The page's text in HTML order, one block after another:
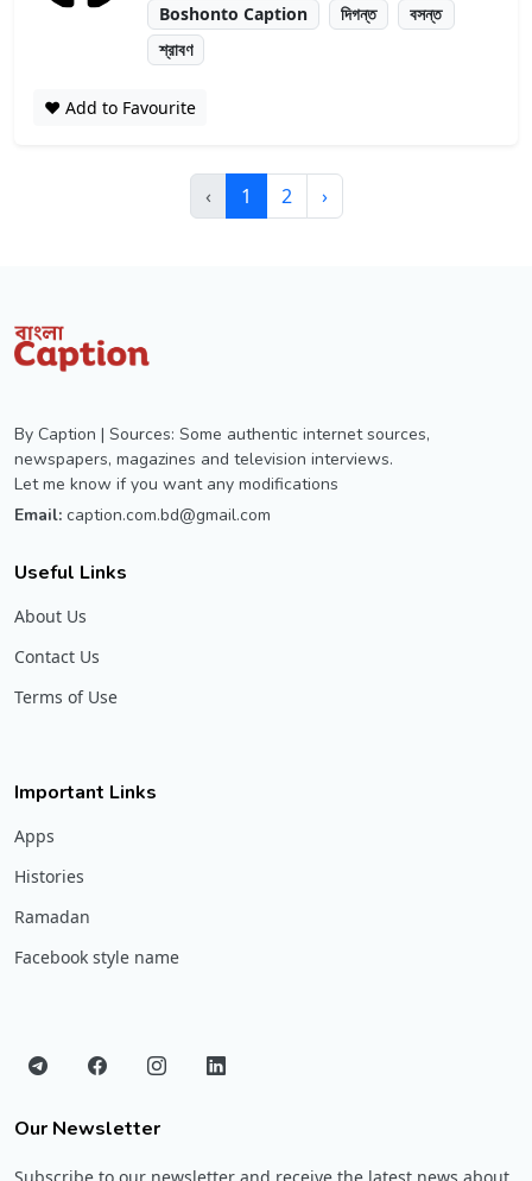
Boshonto Caption দিগন্ত
বসন্ত
শ্রাবণ
❤️ Add to Favourite
‹ 1 2 ›
By Caption | Sources: Some authentic internet sources,
newspapers, magazines and television interviews.
Let me know if you want any modifications
Email: caption.com.bd@gmail.com
Useful Links
About Us
Contact Us
Terms of Use
Important Links
Apps
Histories
Ramadan
Facebook style name
Our Newsletter
Subscribe to our newsletter and receive the latest news about